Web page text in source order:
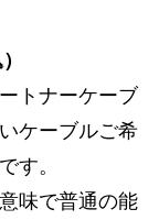
トナーケーブ
ケーブルご希
す。
味で普通の能